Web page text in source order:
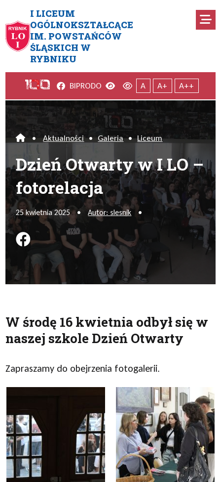
I LICEUM
OGÓLNOKSZTAŁCĄCE
IM. POWSTAŃCÓW
ŚLĄSKICH W
RYBNIKU
Dzień Otwarty w I LO –
Facebook
BIPRODO Wersja kontrastowa
Wersja domyślna
A A+ A++
Home
• Aktualności • Galeria • Liceum
Dzień Otwarty w I LO –
fotorelacja
25 kwietnia 2025 • Autor: slesnik •
Podziel się na FB
W środę 16 kwietnia odbył się w
naszej szkole Dzień Otwarty
Zapraszamy do obejrzenia fotogalerii.